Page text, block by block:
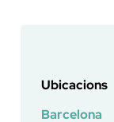
Ubicacions
Barcelona